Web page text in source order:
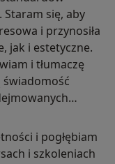
się, aby
i przynosiła
jak i estetyczne.
i tłumaczę
świadomość
i pogłębiam
i szkoleniach